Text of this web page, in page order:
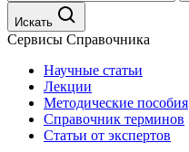
Искать
Сервисы Справочника
Научные статьи
Лекции
Методические пособия
Справочник терминов
Статьи от экспертов